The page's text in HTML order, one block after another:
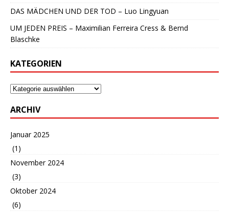
DAS MÄDCHEN UND DER TOD – Luo Lingyuan
UM JEDEN PREIS – Maximilian Ferreira Cress & Bernd
Blaschke
KATEGORIEN
ARCHIV
Januar 2025
(1)
November 2024
(3)
Oktober 2024
(6)